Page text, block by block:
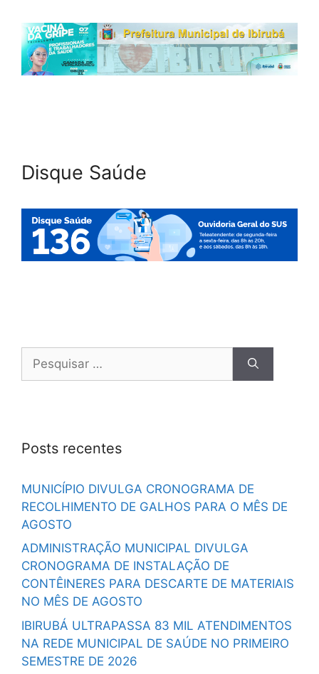
Disque Saúde
Posts recentes
MUNICÍPIO DIVULGA CRONOGRAMA DE
RECOLHIMENTO DE GALHOS PARA O MÊS DE
AGOSTO
ADMINISTRAÇÃO MUNICIPAL DIVULGA
CRONOGRAMA DE INSTALAÇÃO DE
CONTÊINERES PARA DESCARTE DE MATERIAIS
NO MÊS DE AGOSTO
IBIRUBÁ ULTRAPASSA 83 MIL ATENDIMENTOS
NA REDE MUNICIPAL DE SAÚDE NO PRIMEIRO
SEMESTRE DE 2026